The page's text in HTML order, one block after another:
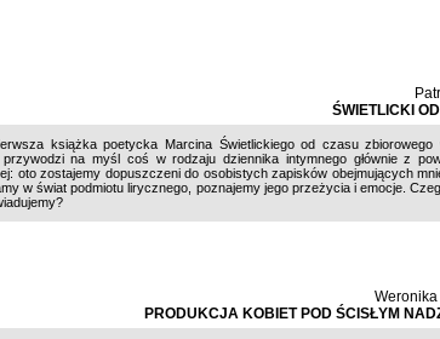
ŚWIETLICKI
książka poetycka Marcina Świetlickiego od czasu zbiorowego
przywodzi na myśl coś w rodzaju dziennika intymnego głównie z
oto zostajemy dopuszczeni do osobistych zapisków obejmujących
w świat podmiotu lirycznego, poznajemy jego przeżycia i emocje.
PRODUKCJA KOBIET POD ŚCISŁYM